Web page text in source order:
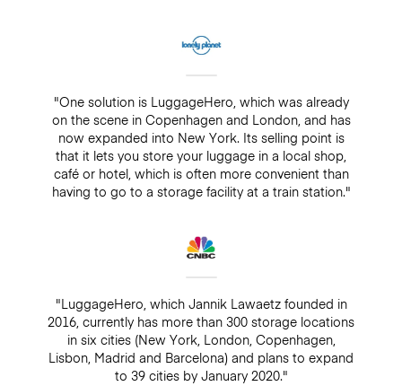
"One solution is LuggageHero, which was already
on the scene in Copenhagen and London, and has
now expanded into New York. Its selling point is
that it lets you store your luggage in a local shop,
café or hotel, which is often more convenient than
having to go to a storage facility at a train station."
"LuggageHero, which Jannik Lawaetz founded in
2016, currently has more than 300 storage locations
in six cities (New York, London, Copenhagen,
Lisbon, Madrid and Barcelona) and plans to expand
to 39 cities by January 2020."